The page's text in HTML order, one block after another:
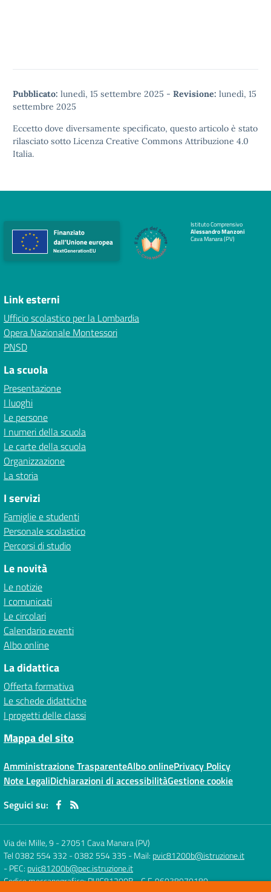
Pubblicato: lunedì, 15 settembre 2025 - Revisione: lunedì, 15
settembre 2025
Eccetto dove diversamente specificato, questo articolo è stato
rilasciato sotto Licenza Creative Commons Attribuzione 4.0
Italia.
Istituto Comprensivo
Alessandro Manzoni
Cava Manara (PV)
Link esterni
Ufficio scolastico per la Lombardia
Opera Nazionale Montessori
PNSD
La scuola
Presentazione
I luoghi
Le persone
I numeri della scuola
Le carte della scuola
Organizzazione
La storia
I servizi
Famiglie e studenti
Personale scolastico
Percorsi di studio
Le novità
Le notizie
I comunicati
Le circolari
Calendario eventi
Albo online
La didattica
Offerta formativa
Le schede didattiche
I progetti delle classi
Mappa del sito
Amministrazione TrasparenteAlbo onlinePrivacy Policy
Note LegaliDichiarazioni di accessibilitàGestione cookie
Seguici su:
Via dei Mille, 9 -27051 Cava Manara (PV)
Tel 0382 554 332 - 0382 554 335 - Mail: pvic81200b@istruzione.it
- PEC: pvic81200b@pec.istruzione.it
Codice meccanografico: PVIC81200B- C.F. 96038970180